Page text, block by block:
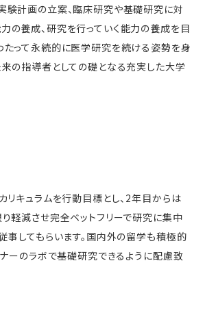
験計画の立案、臨床研究や基礎研究に対
の養成、研究を行っていく能力の養成を目
たって永続的に医学研究を続ける姿勢を身
来の指導者としての礎となる充実した大学
キュラムを行動目標とし、2年目からは
軽減させ完全ベットフリーで研究に集中
事してもらいます。国内外の留学も積極的
ナーのラボで基礎研究できるように配慮致